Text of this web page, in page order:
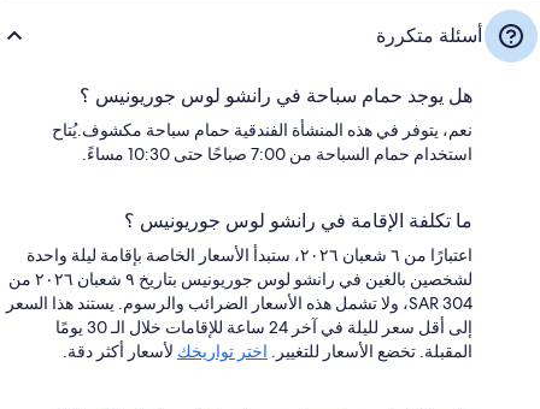
أسئلة متكررة
هل يوجد حمام سباحة في رانشو لوس جوريونيس ؟
نعم، يتوفر في هذه المنشأة الفندقية حمام سباحة مكشوف.يُتاح
استخدام حمام السباحة من 7:00 صباحًا حتى 10:30 مساءً.
ما تكلفة الإقامة في رانشو لوس جوريونيس ؟
اعتبارًا من ٦ شعبان ٢٠٢٦، ستبدأ الأسعار الخاصة بإقامة ليلة واحدة
لشخصين بالغين في رانشو لوس جوريونيس بتاريخ ٩ شعبان ٢٠٢٦ من
SAR 304، ولا تشمل هذه الأسعار الضرائب والرسوم. يستند هذا السعر
إلى أقل سعر لليلة في آخر 24 ساعة للإقامات خلال الـ 30 يومًا
المقبلة. تخضع الأسعار للتغيير. اختر تواريخك لأسعار أكثر دقة.